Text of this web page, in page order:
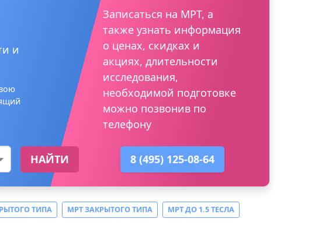
и
НАЙТИ
Записаться на МРТ, а
также узнать информация
о ценах, скидках и
акциях, длительности
исследования,
необходимой подготовке
можно позвонив по
телефону
8 (495) 125-08-64
ТИПА МРТ ЗАКРЫТОГО ТИПА
МРТ ДО 1.5 ТЕСЛА